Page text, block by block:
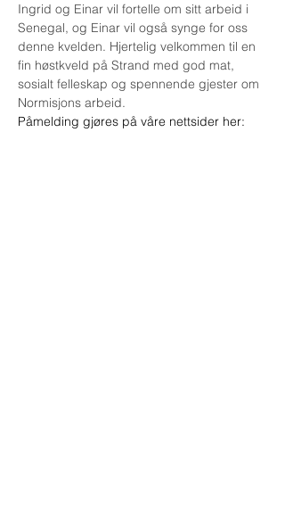
Ingrid og Einar vil fortelle om sitt arbeid i
Senegal, og Einar vil også synge for oss
denne kvelden. Hjertelig velkommen til en
fin høstkveld på Strand med god mat,
sosialt felleskap og spennende gjester om
Normisjons arbeid.
Påmelding gjøres på våre nettsider her: